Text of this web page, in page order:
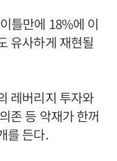
틀만에 18%에 이
유사하게 재현될
레버리지 투자와
존 등 악재가 한꺼
를 든다.